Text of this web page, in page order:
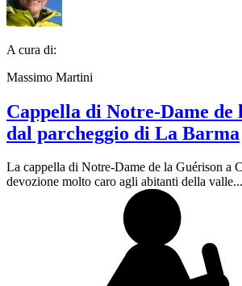
A cura di:
Massimo Martini
Cappella di Notre-Dame de
dal parcheggio di La Barma
La cappella di Notre-Dame de la Guérison a
devozione molto caro agli abitanti della valle...